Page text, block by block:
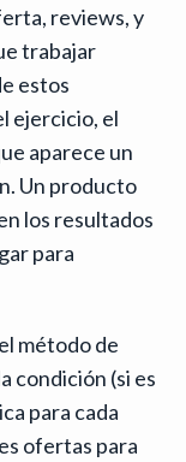
reviews, y
trabajar
estos
ejercicio, el
aparece un
Un producto
los resultados
para
método de
condición (si es
para cada
ofertas para